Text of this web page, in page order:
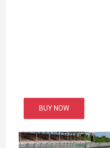
BUY NOW